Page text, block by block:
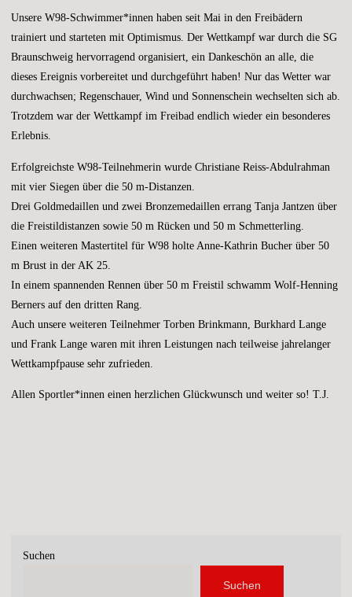
Unsere W98-Schwimmer*innen haben seit Mai in den Freibädern
trainiert und starteten mit Optimismus. Der Wettkampf war durch die SG
Braunschweig hervorragend organisiert, ein Dankeschön an alle, die
dieses Ereignis vorbereitet und durchgeführt haben! Nur das Wetter war
durchwachsen; Regenschauer, Wind und Sonnenschein wechselten sich ab.
Trotzdem war der Wettkampf im Freibad endlich wieder ein besonderes
Erlebnis.
Erfolgreichste W98-Teilnehmerin wurde Christiane Reiss-Abdulrahman
mit vier Siegen über die 50 m-Distanzen.
Drei Goldmedaillen und zwei Bronzemedaillen errang Tanja Jantzen über
die Freistildistanzen sowie 50 m Rücken und 50 m Schmetterling.
Einen weiteren Mastertitel für W98 holte Anne-Kathrin Bucher über 50
m Brust in der AK 25.
In einem spannenden Rennen über 50 m Freistil schwamm Wolf-Henning
Berners auf den dritten Rang.
Auch unsere weiteren Teilnehmer Torben Brinkmann, Burkhard Lange
und Frank Lange waren mit ihren Leistungen nach teilweise jahrelanger
Wettkampfpause sehr zufrieden.
Allen Sportler*innen einen herzlichen Glückwunsch und weiter so! T.J.
Suchen
Suchen